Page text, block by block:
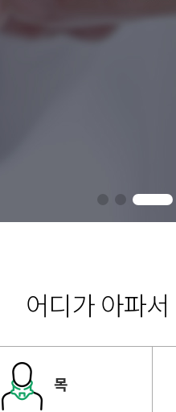
어디가 아파서
목